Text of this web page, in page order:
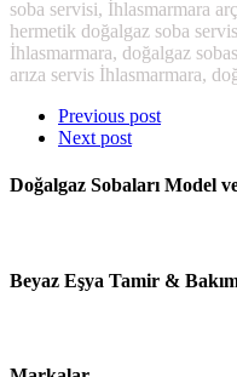
soba servisi, İhlasmarmara
hermetik doğalgaz soba
İhlasmarmara, doğalgaz
arıza servis İhlasmarmara,
Previous post
Next post
Doğalgaz Sobaları Model
Beyaz Eşya Tamir &